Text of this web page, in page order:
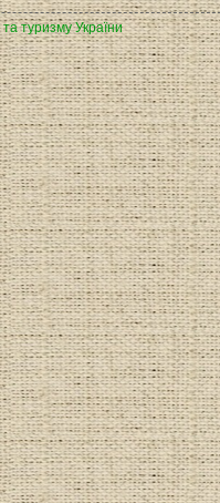
туризму України